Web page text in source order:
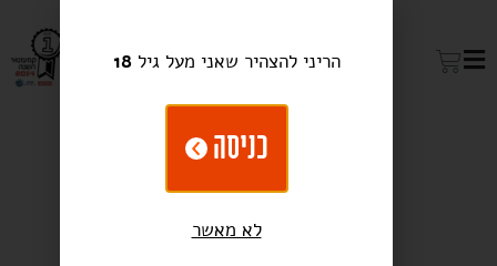
הריני להצהיר שאני מעל גיל18
כניסה
לא מאשר